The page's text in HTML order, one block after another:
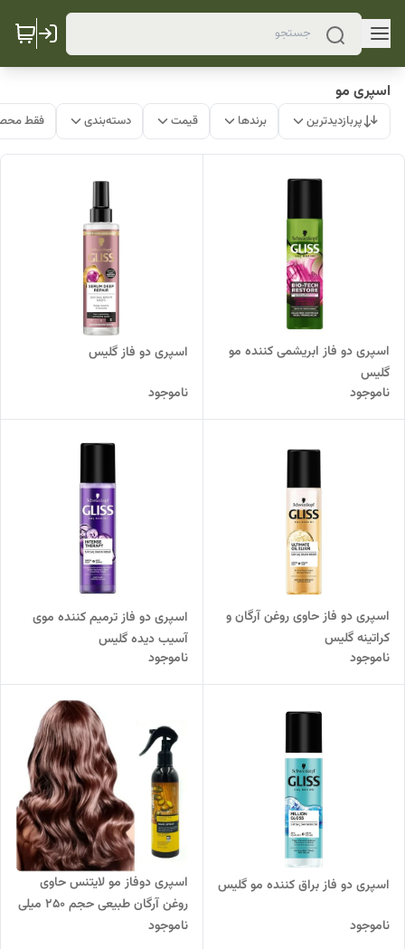
اسپری مو
پربازدیدترین برندها قیمت دسته‌بندی فقط
اسپری دو فاز ابریشمی کننده مو
گلیس
ناموجود
اسپری دو فاز گلیس
ناموجود
اسپری دو فاز حاوی روغن آرگان و
کراتینه گلیس
ناموجود
اسپری دو فاز ترمیم کننده موی
آسیب دیده گلیس
ناموجود
اسپری دو فاز براق کننده مو گلیس
ناموجود
اسپری دوفاز مو لایتنس حاوی
روغن آرگان طبیعی حجم 250 میلی
لیتر
ناموجود